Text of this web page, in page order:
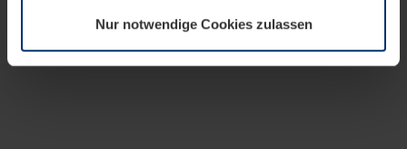
Datenschutzerklärungunserer Website ändern oder
widerrufen.
Nur notwendige Cookies zulassen